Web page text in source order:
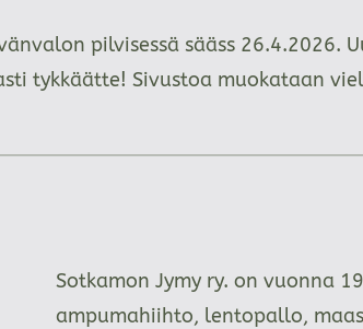
pilvisessä sääss 26.4.2026.
tykkäätte! Sivustoa muokataan
Sotkamon Jymy ry. on vuonna
ampumahiihto, lentopallo,